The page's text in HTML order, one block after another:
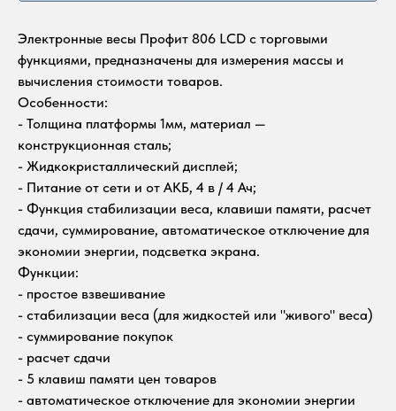
Электронные весы Профит 806 LCD с торговыми
функциями, предназначены для измерения массы и
вычисления стоимости товаров.
Особенности:
- Толщина платформы 1мм, материал —
конструкционная сталь;
- Жидкокристаллический дисплей;
- Питание от сети и от АКБ, 4 в / 4 Ач;
- Функция стабилизации веса, клавиши памяти, расчет
сдачи, суммирование, автоматическое отключение для
экономии энергии, подсветка экрана.
Функции:
- простое взвешивание
- стабилизации веса (для жидкостей или "живого" веса)
- суммирование покупок
- расчет сдачи
- 5 клавиш памяти цен товаров
- автоматическое отключение для экономии энергии